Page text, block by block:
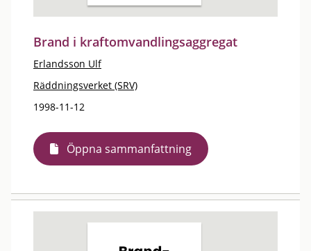
Brand i kraftomvandlingsaggregat
Erlandsson Ulf
Räddningsverket (SRV)
1998-11-12
Öppna sammanfattning